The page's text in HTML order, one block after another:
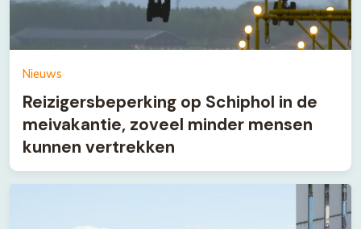
Nieuws
Reizigersbeperking op Schiphol in de
meivakantie, zoveel minder mensen
kunnen vertrekken